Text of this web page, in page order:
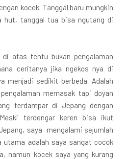
kocek. Tanggal baru mungkin
hut, tanggal tua bisa ngutang di
di atas tentu bukan pengalaman
ceritanya jika ngekos nya di
menjadi sedikit berbeda. Adalah
memasak tapi doyan
terdampar di Jepang dengan
terdengar keren bisa ikut
saya mengalami sejumlah
utama adalah saya sangat cocok
namun kocek saya yang kurang